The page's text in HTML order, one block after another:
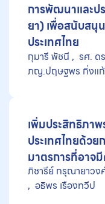
พิการแต่กำเนิด
การพัฒนาและป
ยา) เพื่อสนับสนุ
ประเทศไทย
กุมารี พัชนี รศ. ด
ภญ.ปฤษฐพร กิ่งแ
เพิ่มประสิทธิภา
ประเทศไทยด้ว
มาตรการที่อา
ในประเทศไทย
ภิชารีย์ กรุณายาวง
อธิพร เรืองทวีป